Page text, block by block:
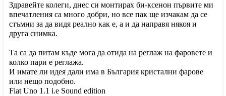
Здравейте колеги, днес си монтирах би-ксенон първите ми
впечатления са много добри, но все пак ще изчакам да се
стъмни за да видя реално как е, а и да направя някоя и
друга снимка.
Та са да питам къде мога да отида на реглаж на фаровете и
колко пари е реглажа.
И имате ли идея дали има в България кристални фарове
или нещо подобно.
Fiat Uno 1.1 i.e Sound edition